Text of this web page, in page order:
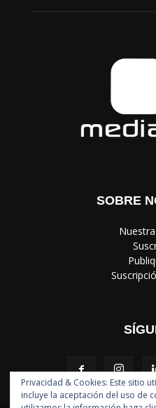
SOBRE
Privacidad & Cookies: Este sitio
incluye la aceptación del uso de